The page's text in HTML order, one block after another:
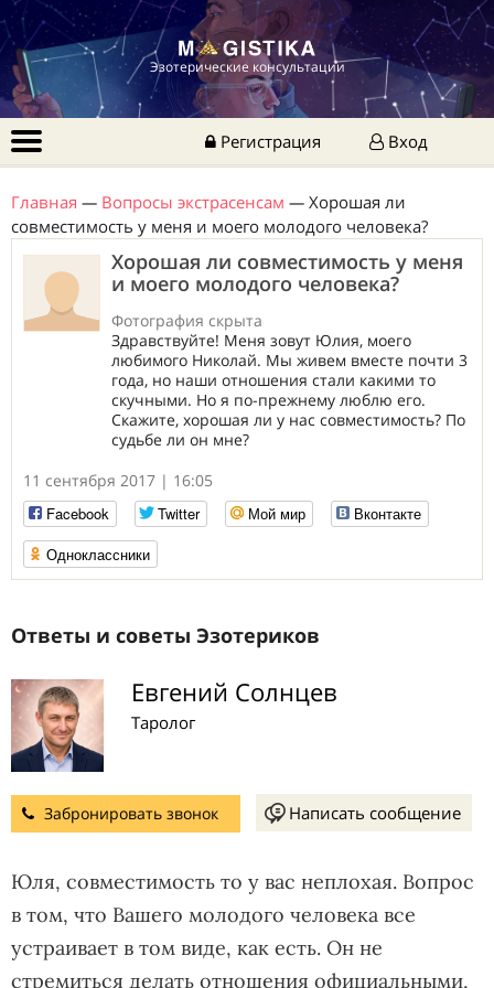
Эзотерические консультации
Регистрация Вход
Главная — Вопросы экстрасенсам — Хорошая ли
совместимость у меня и моего молодого человека?
Хорошая ли совместимость у меня
и моего молодого человека?
Фотография скрыта
Здравствуйте! Меня зовут Юлия, моего
любимого Николай. Мы живем вместе почти 3
года, но наши отношения стали какими то
скучными. Но я по-прежнему люблю его.
Скажите, хорошая ли у нас совместимость? По
судьбе ли он мне?
11 сентября 2017 | 16:05
Facebook
Twitter Мой мир
Вконтакте
Одноклассники
Ответы и советы Эзотериков
Евгений Солнцев
Таролог
Забронировать звонок Написать сообщение
Юля, совместимость то у вас неплохая. Вопрос
в том, что Вашего молодого человека все
устраивает в том виде, как есть. Он не
стремиться делать отношения официальными,